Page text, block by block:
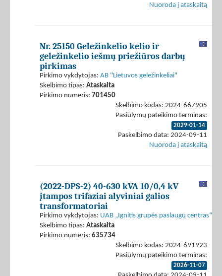
Nuoroda į ataskaitą
Nr. 25150 Geležinkelio kelio ir
geležinkelio iešmų priežiūros darbų
pirkimas
Pirkimo vykdytojas: AB "Lietuvos geležinkeliai"
Skelbimo tipas: Ataskaita
Pirkimo numeris: 701450
Skelbimo kodas: 2024-667905
Pasiūlymų pateikimo terminas:
2029-01-14
Paskelbimo data: 2024-09-11
Nuoroda į ataskaitą
(2022-DPS-2) 40-630 kVA 10/0,4 kV
įtampos trifaziai alyviniai galios
transformatoriai
Pirkimo vykdytojas: UAB „Ignitis grupės paslaugų centras“
Skelbimo tipas: Ataskaita
Pirkimo numeris: 635734
Skelbimo kodas: 2024-691923
Pasiūlymų pateikimo terminas:
2026-11-07